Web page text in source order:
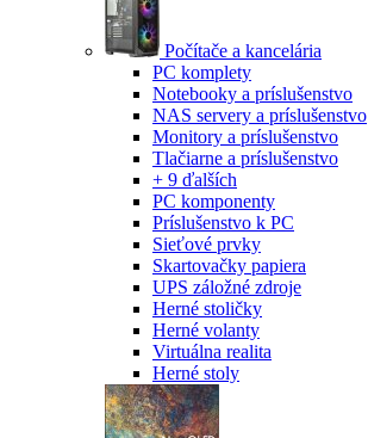
Počítače a kancelária
PC komplety
Notebooky a príslušenstvo
NAS servery a príslušenstvo
Monitory a príslušenstvo
Tlačiarne a príslušenstvo
+ 9 ďalších
PC komponenty
Príslušenstvo k PC
Sieťové prvky
Skartovačky papiera
UPS záložné zdroje
Herné stoličky
Herné volanty
Virtuálna realita
Herné stoly